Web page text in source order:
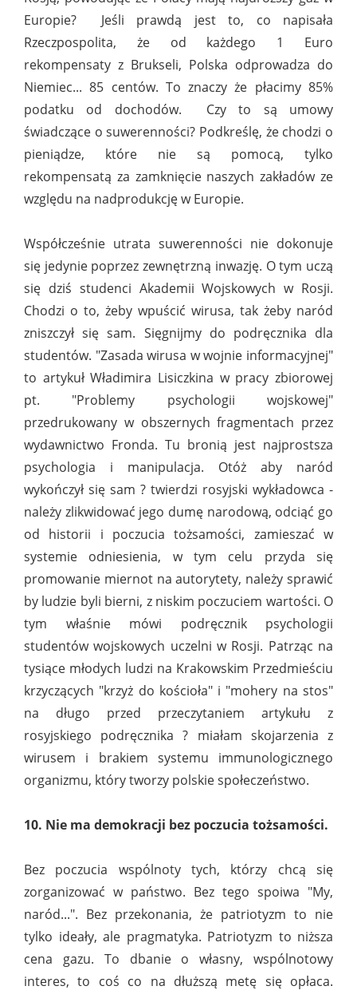
Europie? Jeśli prawdą jest to, co napisała
Rzeczpospolita, że od każdego 1 Euro
rekompensaty z Brukseli, Polska odprowadza do
Niemiec... 85 centów. To znaczy że płacimy 85%
podatku od dochodów. Czy to są umowy
świadczące o suwerenności? Podkreślę, że chodzi o
pieniądze, które nie są pomocą, tylko
rekompensatą za zamknięcie naszych zakładów ze
względu na nadprodukcję w Europie.
Współcześnie utrata suwerenności nie dokonuje
się jedynie poprzez zewnętrzną inwazję. O tym uczą
się dziś studenci Akademii Wojskowych w Rosji.
Chodzi o to, żeby wpuścić wirusa, tak żeby naród
zniszczył się sam. Sięgnijmy do podręcznika dla
studentów. "Zasada wirusa w wojnie informacyjnej"
to artykuł Władimira Lisiczkina w pracy zbiorowej
pt. "Problemy psychologii wojskowej"
przedrukowany w obszernych fragmentach przez
wydawnictwo Fronda. Tu bronią jest najprostsza
psychologia i manipulacja. Otóż aby naród
wykończył się sam ? twierdzi rosyjski wykładowca -
należy zlikwidować jego dumę narodową, odciąć go
od historii i poczucia tożsamości, zamieszać w
systemie odniesienia, w tym celu przyda się
promowanie miernot na autorytety, należy sprawić
by ludzie byli bierni, z niskim poczuciem wartości. O
tym właśnie mówi podręcznik psychologii
studentów wojskowych uczelni w Rosji. Patrząc na
tysiące młodych ludzi na Krakowskim Przedmieściu
krzyczących "krzyż do kościoła" i "mohery na stos"
na długo przed przeczytaniem artykułu z
rosyjskiego podręcznika ? miałam skojarzenia z
wirusem i brakiem systemu immunologicznego
organizmu, który tworzy polskie społeczeństwo.
10. Nie ma demokracji bez poczucia tożsamości.
Bez poczucia wspólnoty tych, którzy chcą się
zorganizować w państwo. Bez tego spoiwa "My,
naród...". Bez przekonania, że patriotyzm to nie
tylko ideały, ale pragmatyka. Patriotyzm to niższa
cena gazu. To dbanie o własny, wspólnotowy
interes, to coś co na dłuższą metę się opłaca.